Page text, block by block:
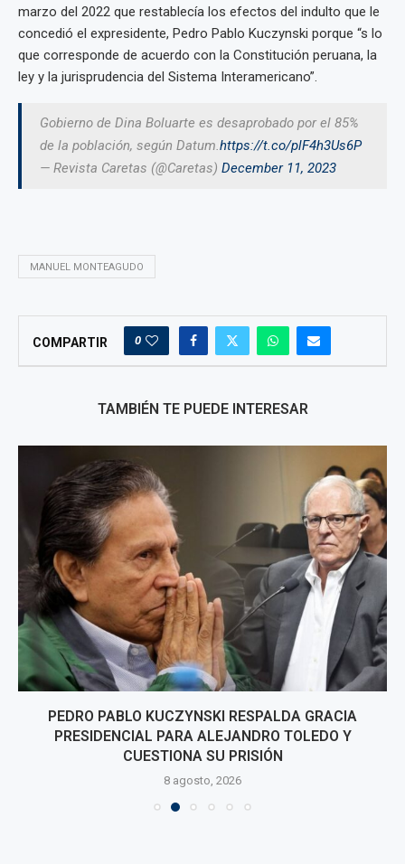
marzo del 2022 que restablecía los efectos del indulto que le
concedió el expresidente, Pedro Pablo Kuczynski porque “s lo
que corresponde de acuerdo con la Constitución peruana, la
ley y la jurisprudencia del Sistema Interamericano”.
Gobierno de Dina Boluarte es desaprobado por el 85%
de la población, según Datum.https://t.co/plF4h3Us6P
— Revista Caretas (@Caretas) December 11, 2023
MANUEL MONTEAGUDO
COMPARTIR 0
TAMBIÉN TE PUEDE INTERESAR
PEDRO PABLO KUCZYNSKI RESPALDA GRACIA
PRESIDENCIAL PARA ALEJANDRO TOLEDO Y
CUESTIONA SU PRISIÓN
8 agosto, 2026